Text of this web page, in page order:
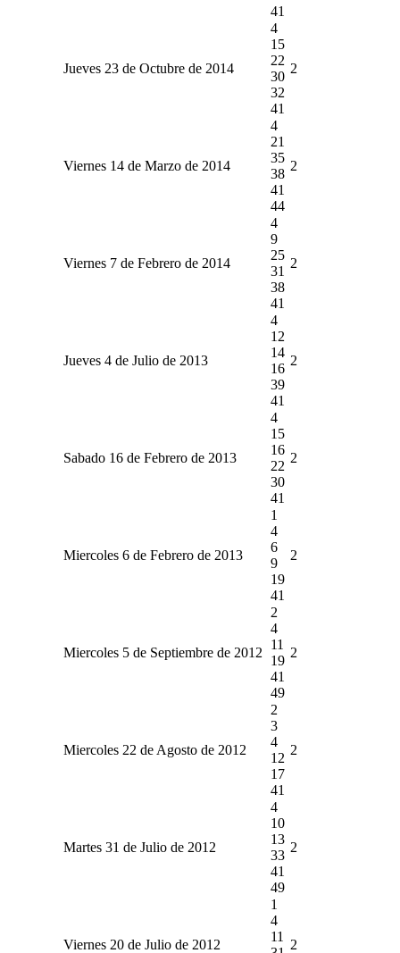
41
Jueves 23 de Octubre de 2014
4
15
22
30
32
41
2
Viernes 14 de Marzo de 2014
4
21
35
38
41
44
2
Viernes 7 de Febrero de 2014
4
9
25
31
38
41
2
Jueves 4 de Julio de 2013
4
12
14
16
39
41
2
Sabado 16 de Febrero de 2013
4
15
16
22
30
41
2
Miercoles 6 de Febrero de 2013
1
4
6
9
19
41
2
Miercoles 5 de Septiembre de 2012
2
4
11
19
41
49
2
Miercoles 22 de Agosto de 2012
2
3
4
12
17
41
2
Martes 31 de Julio de 2012
4
10
13
33
41
49
2
Viernes 20 de Julio de 2012
1
4
11
2